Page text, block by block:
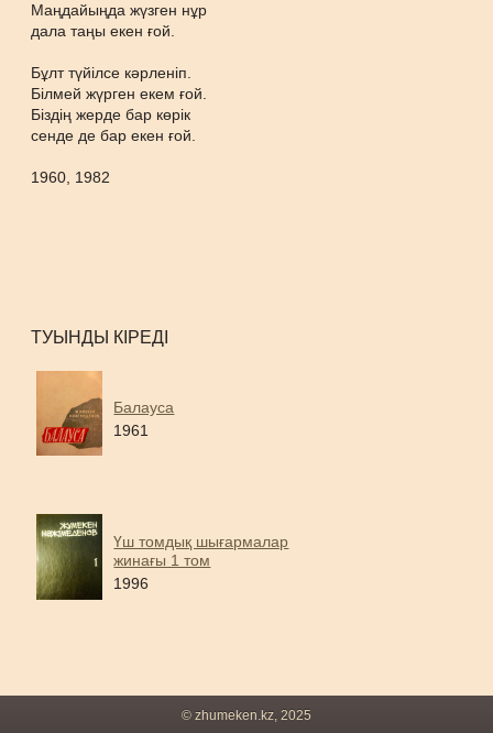
Маңдайыңда жүзген нұр
дала таңы екен ғой.
Бұлт түйілсе кәрленіп.
Білмей жүрген екем ғой.
Біздің жерде бар көрік
сенде де бар екен ғой.
1960, 1982
ТУЫНДЫ КІРЕДІ
Балауса
1961
Үш томдық шығармалар
жинағы 1 том
1996
© zhumeken.kz, 2025